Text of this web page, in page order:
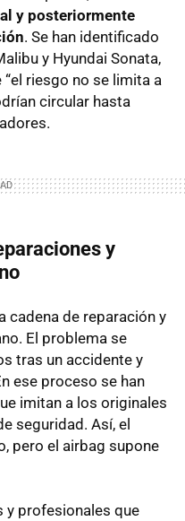
y posteriormente
. Se han identificado
y Hyundai Sonata,
“el riesgo no se limita a
circular hasta
y
cadena de reparación y
El problema se
tras un accidente y
ese proceso se han
imitan a los originales
seguridad. Así, el
pero el airbag supone
y profesionales que